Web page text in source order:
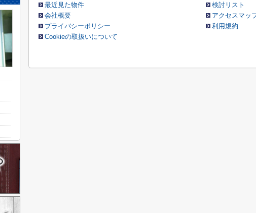
最近見た物件
検討リスト
会社概要
アクセスマッ
プライバシーポリシー
利用規約
Cookieの取扱いについて